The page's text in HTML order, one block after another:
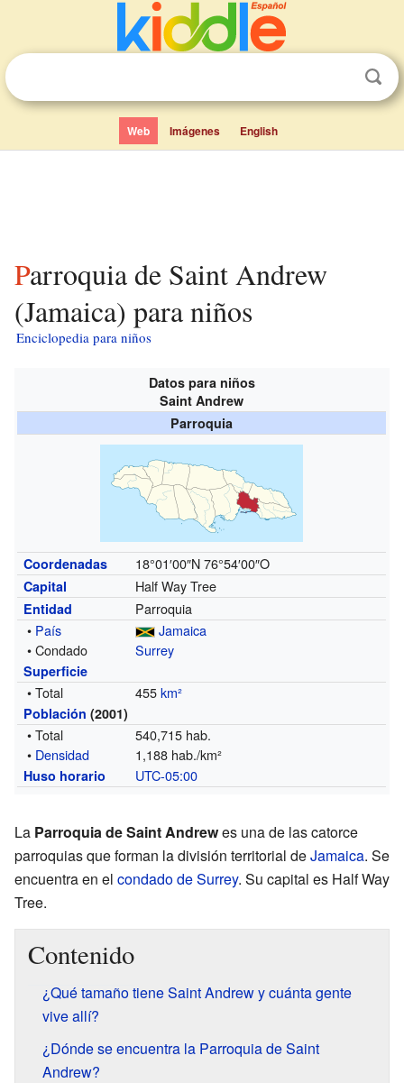
Web Imágenes English
Parroquia de Saint Andrew
(Jamaica) para niños
Enciclopedia para niños
Datos para niños
Saint Andrew
Parroquia
Coordenadas 18°01′00″N 76°54′00″O
Capital Half Way Tree
Entidad
Parroquia
• País
Jamaica
• Condado
Surrey
Superficie
• Total 455km²
Población (2001)
• Total
540,715 hab.
• Densidad 1,188 hab./km²
Huso horario UTC-05:00
La Parroquia de Saint Andrewes una de las catorce
parroquias que forman la división territorial deJamaica. Se
encuentra en el condado de Surrey. Su capital es Half Way
Tree.
Contenido
¿Qué tamaño tiene Saint Andrew y cuánta gente
vive allí?
¿Dónde se encuentra la Parroquia de Saint
Andrew?